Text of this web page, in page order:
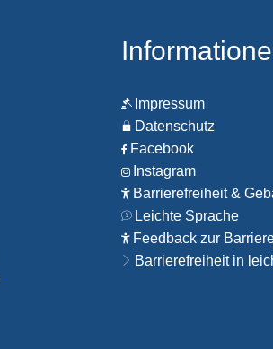
Impressum
Datenschutz
Facebook
Instagram
Barrierefreiheit &
Leichte Sprache
Feedback zur
Barrierefreiheit in